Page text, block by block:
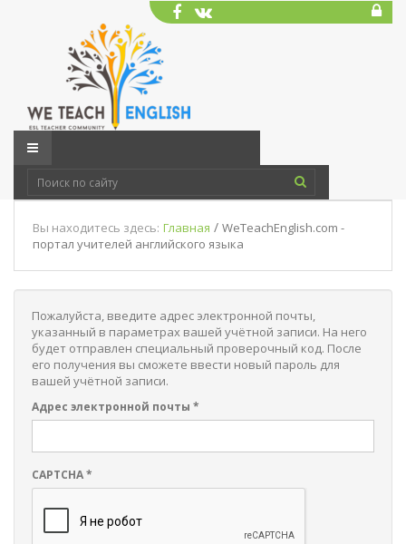
Вы находитесь здесь: Главная / WeTeachEnglish.com -
портал учителей английского языка
Пожалуйста, введите адрес электронной почты,
указанный в параметрах вашей учётной записи. На него
будет отправлен специальный проверочный код. После
его получения вы сможете ввести новый пароль для
вашей учётной записи.
Адрес электронной почты *
CAPTCHA*